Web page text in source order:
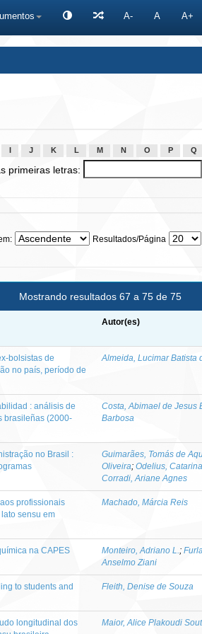
A- A A+
J K L M N O P Q
primeiras letras:
Resultados/Página
Mostrando resultados 67 a 75 de 75
Autor(es)
bolsistas de
no país, período de
Almeida, Lucimar Batista
: análisis de
brasileñas (2000-
Costa, Abimael de Jesus
Barbosa
no Brasil :
Guimarães, Tomás de
Oliveira; Odelius,
Corradi, Ariane Agnes
profissionais
sensu em
Machado, Márcia Reis
na CAPES Monteiro, Adriano L. ;
Anselmo Ziani
to students and
Fleith, Denise de Souza
longitudinal dos
Maior, Alice Plakoudi